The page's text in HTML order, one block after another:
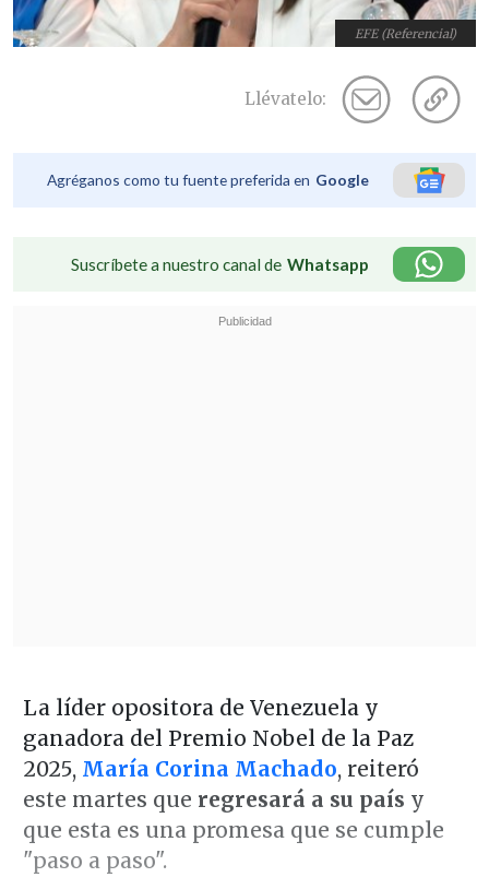
EFE (Referencial)
Llévatelo:
Agréganos como tu fuente preferida en Google
Suscríbete a nuestro canal de Whatsapp
La líder opositora de Venezuela y
ganadora del Premio Nobel de la Paz
2025, María Corina Machado, reiteró
este martes que regresará a su país y
que esta es una promesa que se cumple
"paso a paso".